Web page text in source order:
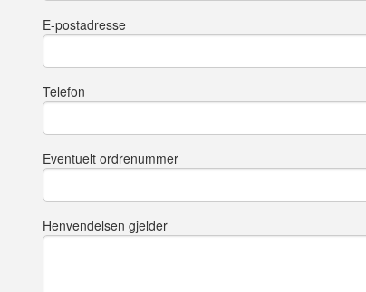
E-postadresse
Telefon
Eventuelt ordrenummer
Henvendelsen gjelder